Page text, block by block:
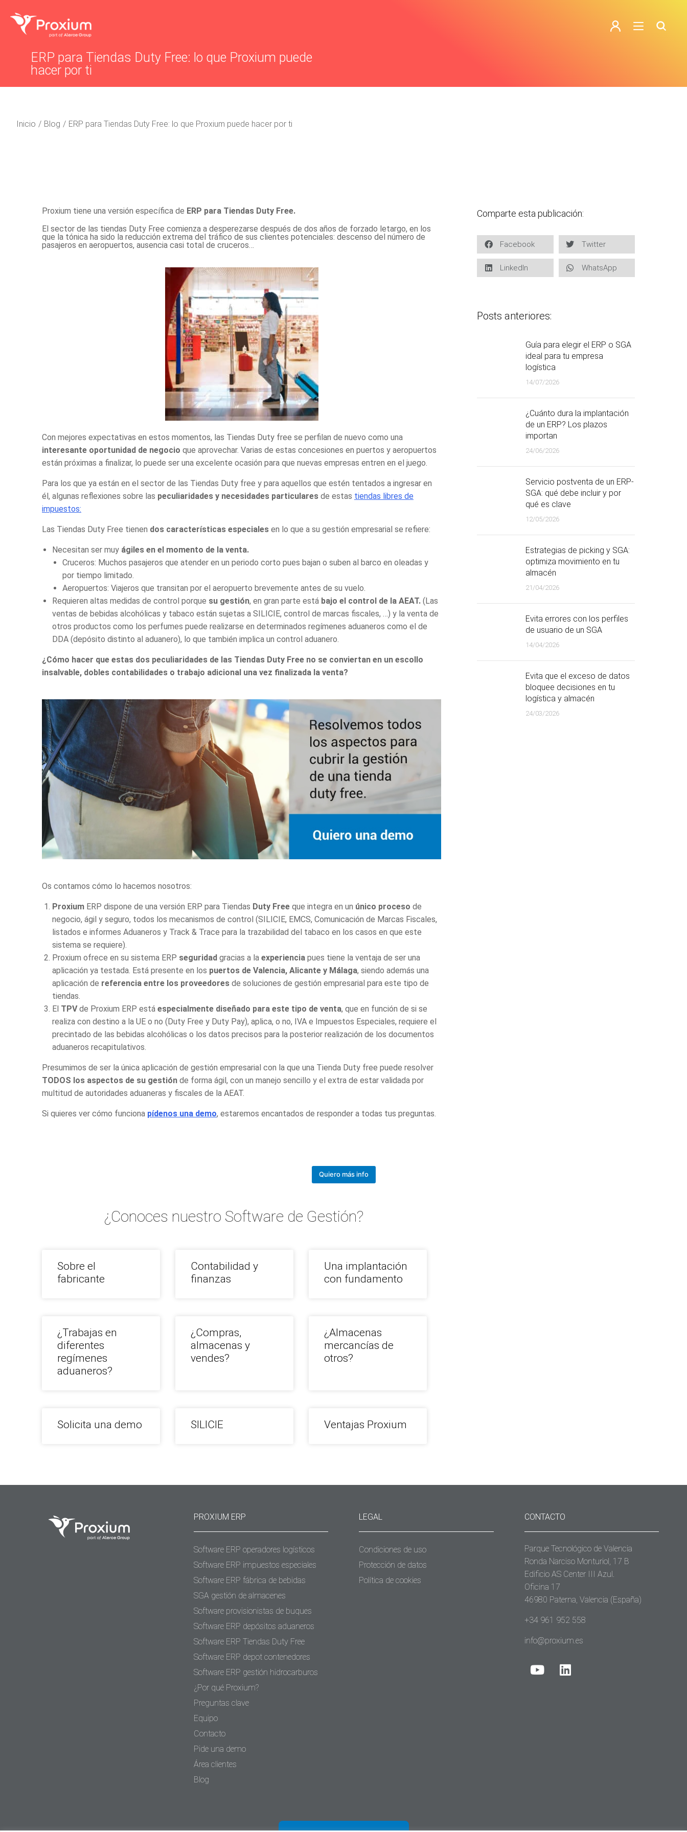
ERP para Tiendas Duty Free: lo que Proxium puede
hacer por ti
Estás aquí:
Inicio Blog ERP para Tiendas Duty Free: lo que Proxium puede hacer por ti
Proxium tiene una versión específica de ERP para Tiendas Duty Free.
El sector de las tiendas Duty Free comienza a desperezarse después de dos años de forzado letargo, en los
que la tónica ha sido la reducción extrema del tráfico de sus clientes potenciales: descenso del número de
pasajeros en aeropuertos, ausencia casi total de cruceros…
Con mejores expectativas en estos momentos, las Tiendas Duty free se perfilan de nuevo como una
interesante oportunidad de negocio que aprovechar. Varias de estas concesiones en puertos y aeropuertos
están próximas a finalizar, lo puede ser una excelente ocasión para que nuevas empresas entren en el juego.
Para los que ya están en el sector de las Tiendas Duty free y para aquellos que estén tentados a ingresar en
él, algunas reflexiones sobre las peculiaridades y necesidades particulares de estas tiendas libres de
impuestos:
Las Tiendas Duty Free tienen dos características especiales en lo que a su gestión empresarial se refiere:
Necesitan ser muy ágiles en el momento de la venta.
Cruceros: Muchos pasajeros que atender en un periodo corto pues bajan o suben al barco en oleadas y
por tiempo limitado.
Aeropuertos: Viajeros que transitan por el aeropuerto brevemente antes de su vuelo.
Requieren altas medidas de control porque su gestión, en gran parte está bajo el control de la AEAT. (Las
ventas de bebidas alcohólicas y tabaco están sujetas a SILICIE, control de marcas fiscales, …) y la venta de
otros productos como los perfumes puede realizarse en determinados regímenes aduaneros como el de
DDA (depósito distinto al aduanero), lo que también implica un control aduanero.
¿Cómo hacer que estas dos peculiaridades de las Tiendas Duty Free no se conviertan en un escollo
insalvable, dobles contabilidades o trabajo adicional una vez finalizada la venta?
Os contamos cómo lo hacemos nosotros:
Proxium ERP dispone de una versión ERP para Tiendas Duty Free que integra en un único proceso de
negocio, ágil y seguro, todos los mecanismos de control (SILICIE, EMCS, Comunicación de Marcas Fiscales,
listados e informes Aduaneros y Track & Trace para la trazabilidad del tabaco en los casos en que este
sistema se requiere).
Proxium ofrece en su sistema ERP seguridad gracias a la experiencia pues tiene la ventaja de ser una
aplicación ya testada. Está presente en los puertos de Valencia, Alicante y Málaga, siendo además una
aplicación de referencia entre los proveedores de soluciones de gestión empresarial para este tipo de
tiendas.
El TPVde Proxium ERP está especialmente diseñado para este tipo de venta, que en función de si se
realiza con destino a la UE o no (Duty Free y Duty Pay), aplica, o no, IVA e Impuestos Especiales, requiere el
precintado de las bebidas alcohólicas o los datos precisos para la posterior realización de los documentos
aduaneros recapitulativos.
Presumimos de ser la única aplicación de gestión empresarial con la que una Tienda Duty free puede resolver
TODOS los aspectos de su gestión de forma ágil, con un manejo sencillo y el extra de estar validada por
multitud de autoridades aduaneras y fiscales de la AEAT.
Si quieres ver cómo funciona pídenos una demo, estaremos encantados de responder a todas tus preguntas.
Comparte esta publicación:
Facebook Twitter
LinkedIn WhatsApp
Posts anteriores:
Guía para elegir el ERP o SGA
ideal para tu empresa
logística
14/07/2026
¿Cuánto dura la implantación
de un ERP? Los plazos
importan
24/06/2026
Servicio postventa de un ERP-
SGA: qué debe incluir y por
qué es clave
12/05/2026
Estrategias de picking y SGA:
optimiza movimiento en tu
almacén
21/04/2026
Evita errores con los perfiles
de usuario de un SGA
14/04/2026
Evita que el exceso de datos
bloquee decisiones en tu
logística y almacén
24/03/2026
Quiero más info
¿Conoces nuestro Software de Gestión?
Sobre el
fabricante
Contabilidad y
finanzas
Una implantación
con fundamento
¿Trabajas en
diferentes
regímenes
aduaneros?
¿Compras,
almacenas y
vendes?
¿Almacenas
mercancías de
otros?
Solicita una demo SILICIE Ventajas Proxium
PROXIUM ERP
Software ERP operadores logísticos
Software ERP impuestos especiales
Software ERP fábrica de bebidas
SGA gestión de almacenes
Software provisionistas de buques
Software ERP depósitos aduaneros
Software ERP Tiendas Duty Free
Software ERP depot contenedores
Software ERP gestión hidrocarburos
¿Por qué Proxium?
Preguntas clave
Equipo
Contacto
Pide una demo
Área clientes
Blog
LEGAL
Condiciones de uso
Protección de datos
Política de cookies
CONTACTO
Parque Tecnológico de Valencia
Ronda Narciso Monturiol, 17 B
Edificio AS Center III Azul.
Oficina 17
46980 Paterna, Valencia (España)
+34 961 952 558
info@proxium.es